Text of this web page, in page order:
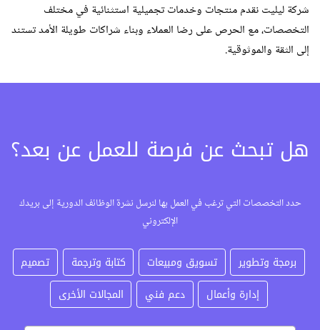
شركة ليليت نقدم منتجات وخدمات تجميلية استثنائية في مختلف
التخصصات، مع الحرص على رضا العملاء وبناء شراكات طويلة الأمد تستند
إلى الثقة والموثوقية.
هل تبحث عن فرصة للعمل عن بعد؟
حدد التخصصات التي ترغب في العمل بها لنرسل نشرة الوظائف الدورية إلى بريدك
الإلكتروني
برمجة وتطوير تسويق ومبيعات كتابة وترجمة
تصميم
إدارة وأعمال
دعم فني المجالات الأخرى